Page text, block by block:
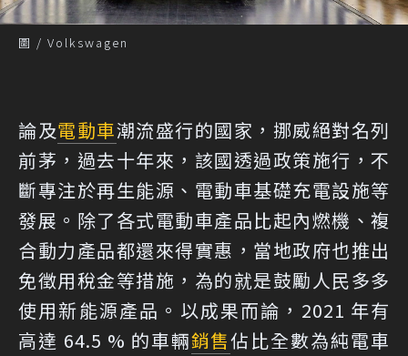
圖 / Volkswagen
論及電動車潮流盛行的國家，挪威絕對名列
前茅，過去十年來，該國透過政策施行，不
斷專注於再生能源、電動車基礎充電設施等
發展。除了各式電動車產品比起內燃機、複
合動力產品都還來得實惠，當地政府也推出
免徵用稅金等措施，為的就是鼓勵人民多多
使用新能源產品。以成果而論，2021 年有
高達 64.5 % 的車輛銷售佔比全數為純電車